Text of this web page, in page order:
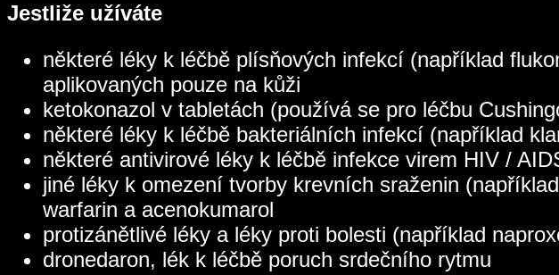
Jestliže užíváte
některé léky k léčbě plísňových infekcí (například
aplikovaných pouze na kůži
ketokonazol v tabletách (používá se pro léčbu
některé léky k léčbě bakteriálních infekcí (například
některé antivirové léky k léčbě infekce virem HIV /
jiné léky k omezení tvorby krevních sraženin
warfarin a acenokumarol
protizánětlivé léky a léky proti bolesti (například
dronedaron, lék k léčbě poruch srdečního rytmu